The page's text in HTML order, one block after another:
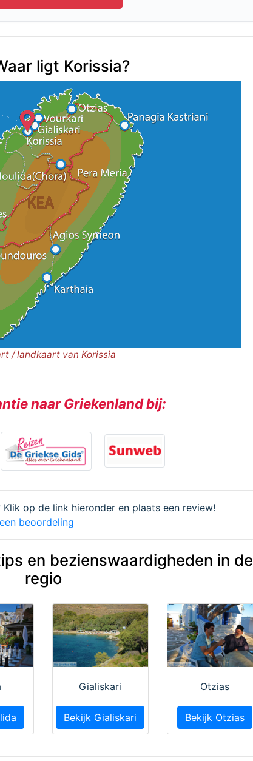
ligt Korissia?
/ landkaart van Korissia
naar Griekenland bij:
op de link hieronder en plaats een review!
beoordeling
en bezienswaardigheden in de
regio
Gialiskari
Bekijk Gialiskari
Otzias
Bekijk Otzias